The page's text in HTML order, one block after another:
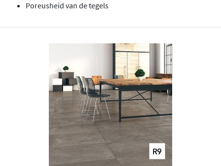
Poreusheid van de tegels